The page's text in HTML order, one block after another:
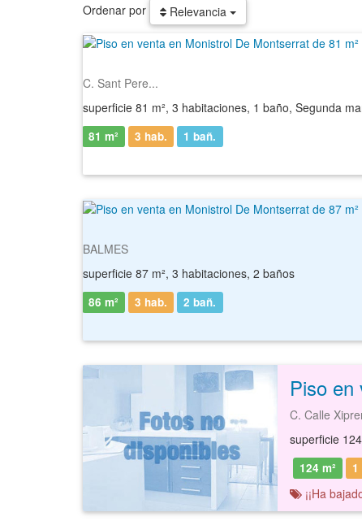
Ordenar por Relevancia
C. Sant Pere...
superficie 81 m², 3 habitaciones, 1 baño, Segunda
81 m² 3 hab. 1 bañ.
BALMES
superficie 87 m², 3 habitaciones, 2 baños
86 m² 3 hab. 2 bañ.
C. Calle
superficie
124 m² 1
¡¡Ha